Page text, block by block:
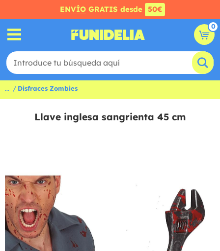
ENVÍO GRATIS desde 50€
0
... Disfraces Zombies
Llave inglesa sangrienta 45 cm